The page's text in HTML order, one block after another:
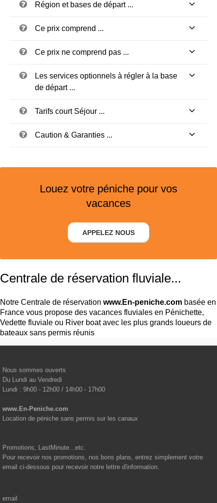
Région et bases de départ ...
Ce prix comprend ...
Ce prix ne comprend pas ...
Les services optionnels à régler à la base
de départ ...
Tarifs court Séjour ...
Caution & Garanties ...
Louez votre péniche pour vos
vacances
APPELEZ NOUS
Centrale de réservation fluviale...
Notre Centrale de réservation www.En-peniche.com basée en
France vous propose des vacances fluviales en Pénichette,
Vedette fluviale ou River boat avec les plus grands loueurs de
bateaux sans permis réunis
Nous sommes ouverts
Du Lundi au Vendredi
Lundi : 9h00 - 12h00 / 14h00 - 17h00
www.En-Peniche.com
Location de péniche sans permis sur les canaux
Promotions, LastMinute...etc.
Pour recevoir nos promotions, nos bons plans, entrez simplement votre
email ci-dessous pour recevoir notre lettre d'information.
email